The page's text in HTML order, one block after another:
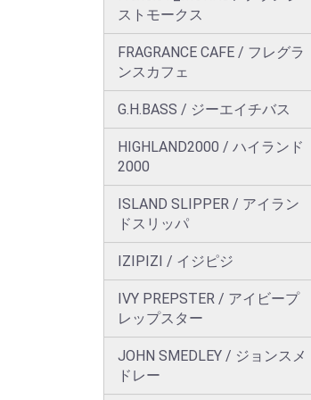
ストモークス
FRAGRANCE CAFE / フレグラ
ンスカフェ
G.H.BASS / ジーエイチバス
HIGHLAND2000 / ハイランド
2000
ISLAND SLIPPER / アイラン
ドスリッパ
IZIPIZI / イジピジ
IVY PREPSTER / アイビープ
レップスター
JOHN SMEDLEY / ジョンスメ
ドレー